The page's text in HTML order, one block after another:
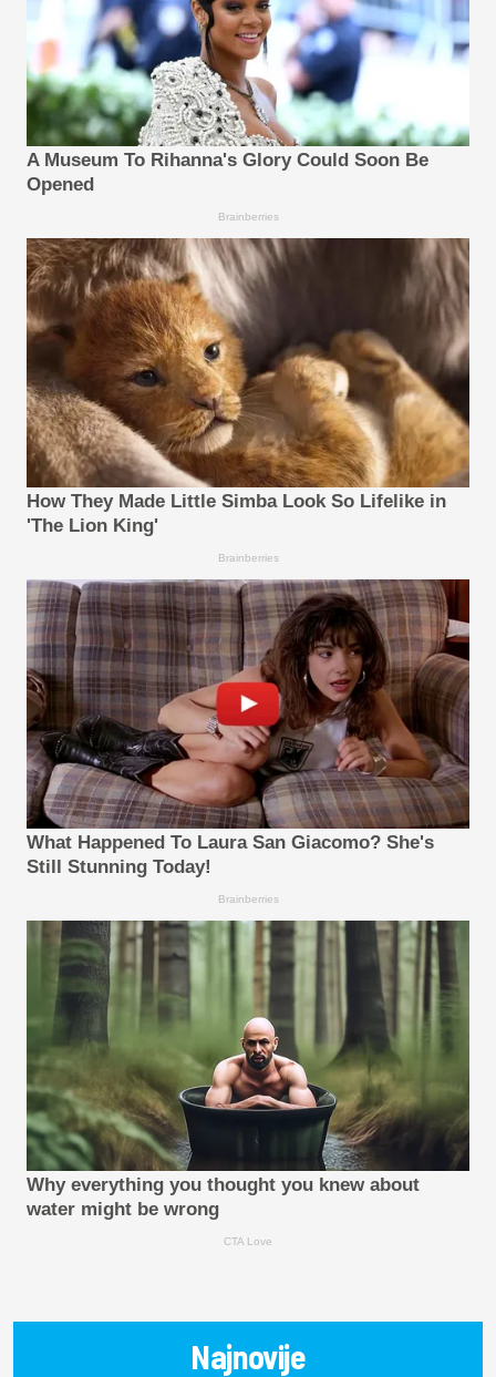
A Museum To Rihanna's Glory Could Soon Be
Opened
Brainberries
How They Made Little Simba Look So Lifelike in
'The Lion King'
Brainberries
What Happened To Laura San Giacomo? She's
Still Stunning Today!
Brainberries
Why everything you thought you knew about
water might be wrong
CTA Love
Najnovije